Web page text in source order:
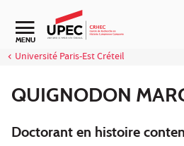
Aller au contenu
Navigation secondaire
MENU
Université Paris-Est Créteil
QUIGNODON
Doctorant en histoire